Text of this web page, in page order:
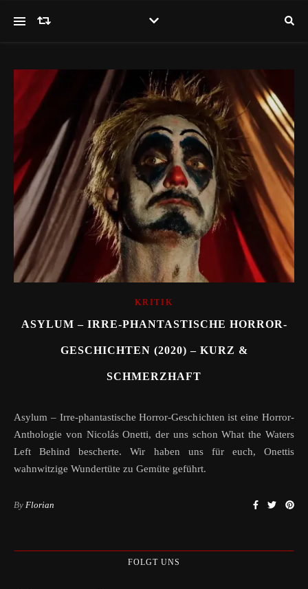
KRITIK
ASYLUM – IRRE-PHANTASTISCHE HORROR-
GESCHICHTEN (2020) – KURZ &
SCHMERZHAFT
Asylum – Irre-phantastische Horror-Geschichten ist eine Horror-
Anthologie von Nicolás Onetti, der uns schon What the Waters
Left Behind bescherte. Wir haben uns für euch, Onettis
wahnwitzige Wundertüte zu Gemüte geführt.
By Florian
FOLGT UNS